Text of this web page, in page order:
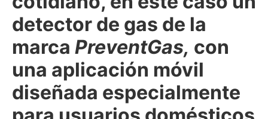
detector de gas de la
marca PreventGas, con
una aplicación móvil
diseñada especialmente